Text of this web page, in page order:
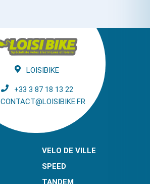
LOISIBIKE
+33 3 87 18 13 22
CONTACT@LOISIBIKE.FR
VELO DE VILLE
SPEED